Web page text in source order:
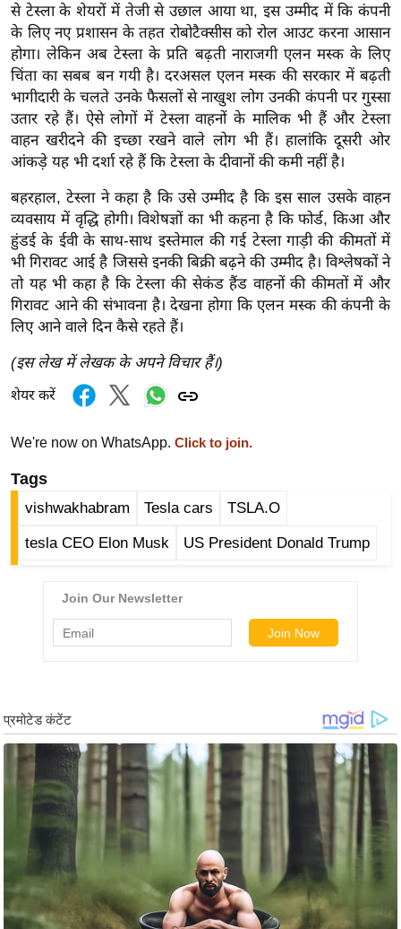
ग
त
बॉ
ली
वु
ड
हॉ
वु
ड
फि
ल्म
स
मी
B
r
a
i
n
g
स्टा
इ
क्नॉ
लॉ
ब्यू
टी
से टेस्ला के शेयरों में तेजी से उछाल आया था, इस उम्मीद में कि कंपनी
के लिए नए प्रशासन के तहत रोबोटैक्सीस को रोल आउट करना आसान
होगा। लेकिन अब टेस्ला के प्रति बढ़ती नाराजगी एलन मस्क के लिए
चिंता का सबब बन गयी है। दरअसल एलन मस्क की सरकार में बढ़ती
भागीदारी के चलते उनके फैसलों से नाखुश लोग उनकी कंपनी पर गुस्सा
उतार रहे हैं। ऐसे लोगों में टेस्ला वाहनों के मालिक भी हैं और टेस्ला
वाहन खरीदने की इच्छा रखने वाले लोग भी हैं। हालांकि दूसरी ओर
आंकड़े यह भी दर्शा रहे हैं कि टेस्ला के दीवानों की कमी नहीं है।
बहरहाल, टेस्ला ने कहा है कि उसे उम्मीद है कि इस साल उसके वाहन
व्यवसाय में वृद्धि होगी। विशेषज्ञों का भी कहना है कि फोर्ड, किआ और
हुंडई के ईवी के साथ-साथ इस्तेमाल की गई टेस्ला गाड़ी की कीमतों में
भी गिरावट आई है जिससे इनकी बिक्री बढ़ने की उम्मीद है। विश्लेषकों ने
तो यह भी कहा है कि टेस्ला की सेकंड हैंड वाहनों की कीमतों में और
गिरावट आने की संभावना है। देखना होगा कि एलन मस्क की कंपनी के
लिए आने वाले दिन कैसे रहते हैं।
(इस लेख में लेखक के अपने विचार हैं।)
शेयर करें
We're now on WhatsApp. Click to join.
Tags
vishwakhabram Tesla cars TSLA.O
tesla CEO Elon Musk US President Donald Trump